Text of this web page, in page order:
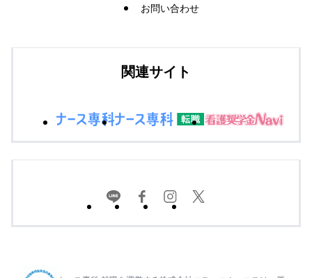
お問い合わせ
関連サイト